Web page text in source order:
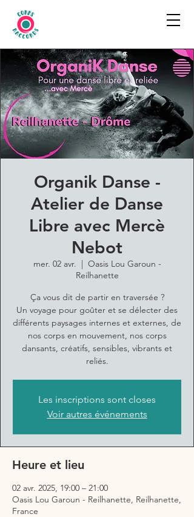
Organik Danse -
Atelier de Danse
Libre avec Mercè
Nebot
mer. 02 avr.
  |
Oasis Lou Garoun -
Reilhanette
Ça vous dit de partir en traversée ?
Un voyage pour goûter et se délecter des
différents paysages internes et externes, de
nos corps en mouvement, nos corps
dansants, créatifs, sensibles, vibrants et
reliés.
Les inscriptions sont closes
Voir autres événements
Heure et lieu
02 avr. 2025, 19:00 – 21:00
Oasis Lou Garoun - Reilhanette, Reilhanette,
France